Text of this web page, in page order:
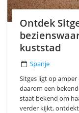
Ontdek
kuststad
Spanje
Sitges ligt op
daarom een
staat bekend om
verder kijkt,